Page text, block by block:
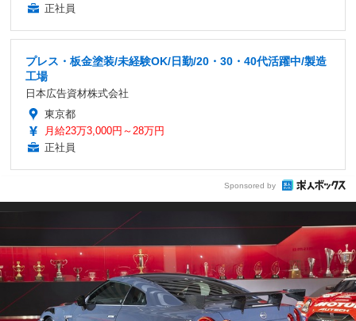
正社員
プレス・板金塗装/未経験OK/日勤/20・30・40代活躍中/製造
工場
日本広告資材株式会社
東京都
月給23万3,000円～28万円
正社員
Sponsored by